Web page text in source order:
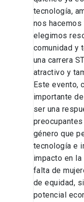
tecnología,
nos
elegimos
comunidad y
una carrera
atractivo y
Este evento,
importante
ser una
género que
tecnología e
impacto en
falta de
de equidad,
potencial